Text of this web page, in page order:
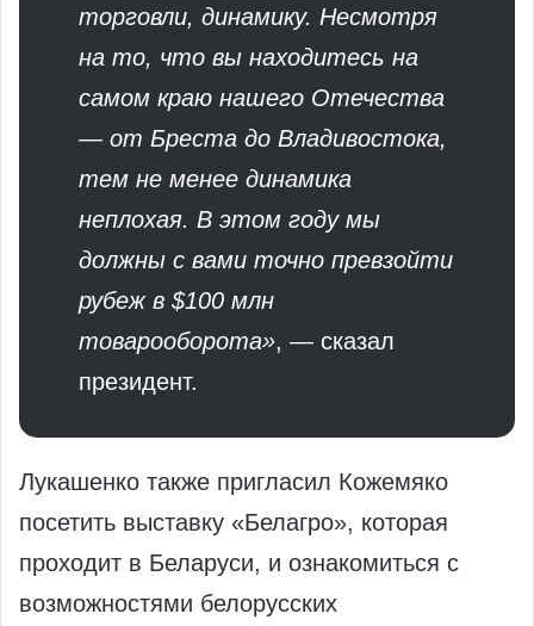
торговли, динамику. Несмотря
на то, что вы находитесь на
самом краю нашего Отечества
— от Бреста до Владивостока,
тем не менее динамика
неплохая. В этом году мы
должны с вами точно превзойти
рубеж в $100 млн
товарооборота», — сказал
президент.
Лукашенко также пригласил Кожемяко
посетить выставку «Белагро», которая
проходит в Беларуси, и ознакомиться с
возможностями белорусских